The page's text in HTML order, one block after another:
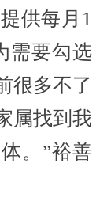
供每月1
需要勾选
很多不了
属找到我
。”裕善